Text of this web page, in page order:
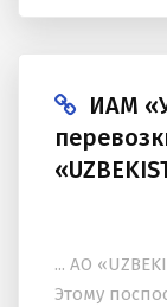
ИАМ
... АО
Этому